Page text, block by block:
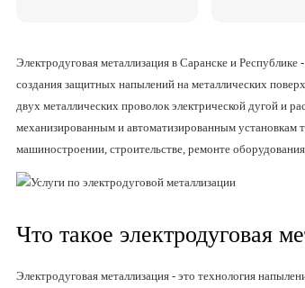
Электродуговая металлизация в Саранске и
создания защитных напылений на металлических
двух металлических проволок электрической дугой и
механизированным и автоматизированным установкам
машиностроении, строительстве, ремонте
Что такое электродуговая
Электродуговая металлизация - это технология